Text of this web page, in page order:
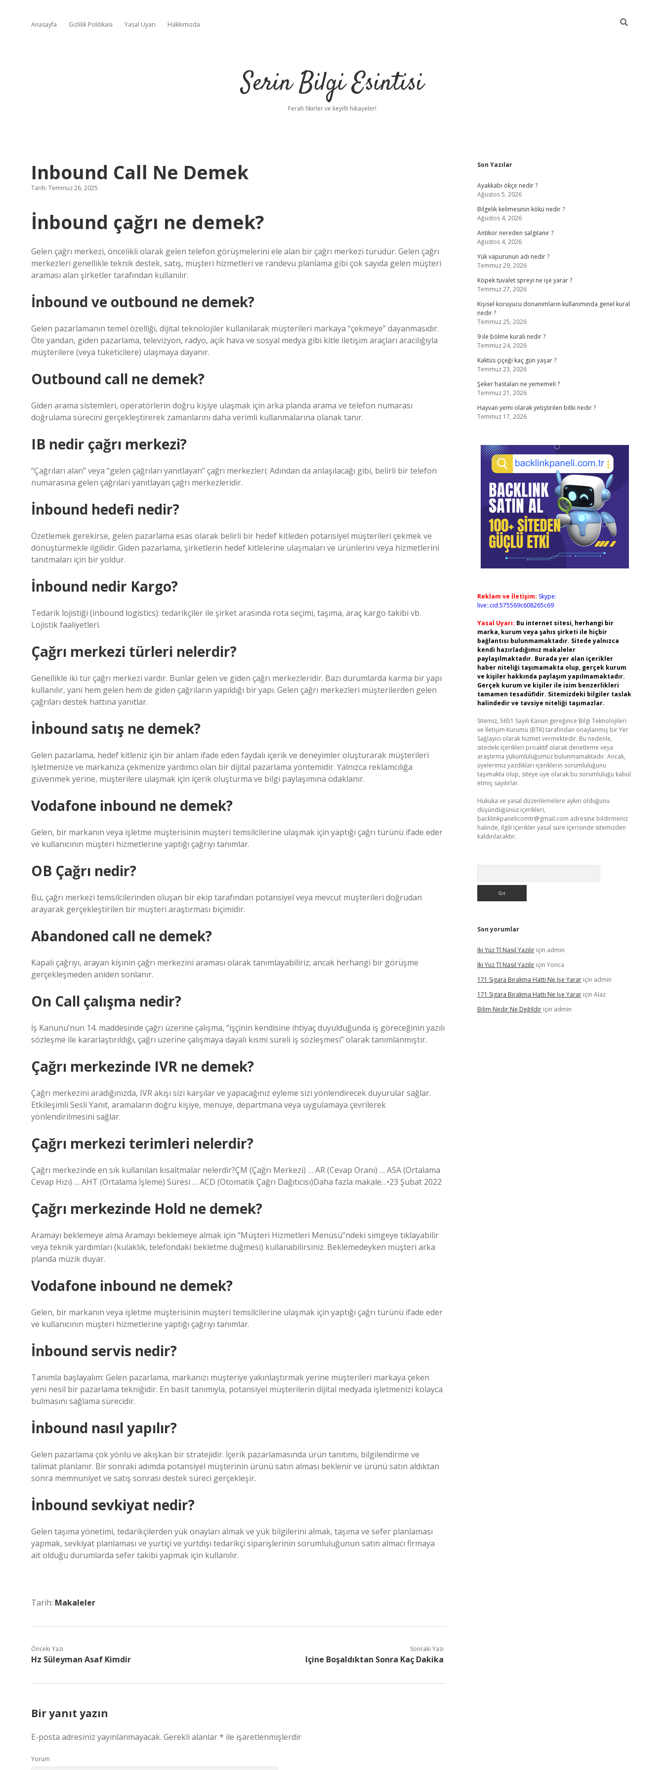
Anasayfa Gizlilik Politikası Yasal Uyarı Hakkımızda
Serin Bilgi Esintisi
Ferah fikirler ve keyifli hikayeler!
Inbound Call Ne Demek
Tarih: Temmuz 26, 2025
İnbound çağrı ne demek?
Gelen çağrı merkezi, öncelikli olarak gelen telefon görüşmelerini ele alan bir çağrı merkezi türüdür. Gelen çağrı
merkezleri genellikle teknik destek, satış, müşteri hizmetleri ve randevu planlama gibi çok sayıda gelen müşteri
araması alan şirketler tarafından kullanılır.
İnbound ve outbound ne demek?
Gelen pazarlamanın temel özelliği, dijital teknolojiler kullanılarak müşterileri markaya “çekmeye” dayanmasıdır.
Öte yandan, giden pazarlama, televizyon, radyo, açık hava ve sosyal medya gibi kitle iletişim araçları aracılığıyla
müşterilere (veya tüketicilere) ulaşmaya dayanır.
Outbound call ne demek?
Giden arama sistemleri, operatörlerin doğru kişiye ulaşmak için arka planda arama ve telefon numarası
doğrulama sürecini gerçekleştirerek zamanlarını daha verimli kullanmalarına olanak tanır.
IB nedir çağrı merkezi?
“Çağrıları alan” veya “gelen çağrıları yanıtlayan” çağrı merkezleri; Adından da anlaşılacağı gibi, belirli bir telefon
numarasına gelen çağrıları yanıtlayan çağrı merkezleridir.
İnbound hedefi nedir?
Özetlemek gerekirse, gelen pazarlama esas olarak belirli bir hedef kitleden potansiyel müşterileri çekmek ve
dönüştürmekle ilgilidir. Giden pazarlama, şirketlerin hedef kitlelerine ulaşmaları ve ürünlerini veya hizmetlerini
tanıtmaları için bir yoldur.
İnbound nedir Kargo?
Tedarik lojistiği (inbound logistics): tedarikçiler ile şirket arasında rota seçimi, taşıma, araç kargo takibi vb.
Lojistik faaliyetleri.
Çağrı merkezi türleri nelerdir?
Genellikle iki tür çağrı merkezi vardır. Bunlar gelen ve giden çağrı merkezleridir. Bazı durumlarda karma bir yapı
kullanılır, yani hem gelen hem de giden çağrıların yapıldığı bir yapı. Gelen çağrı merkezleri müşterilerden gelen
çağrıları destek hattına yanıtlar.
İnbound satış ne demek?
Gelen pazarlama, hedef kitleniz için bir anlam ifade eden faydalı içerik ve deneyimler oluşturarak müşterileri
işletmenize ve markanıza çekmenize yardımcı olan bir dijital pazarlama yöntemidir. Yalnızca reklamcılığa
güvenmek yerine, müşterilere ulaşmak için içerik oluşturma ve bilgi paylaşımına odaklanır.
Vodafone inbound ne demek?
Gelen, bir markanın veya işletme müşterisinin müşteri temsilcilerine ulaşmak için yaptığı çağrı türünü ifade eder
ve kullanıcının müşteri hizmetlerine yaptığı çağrıyı tanımlar.
OB Çağrı nedir?
Bu, çağrı merkezi temsilcilerinden oluşan bir ekip tarafından potansiyel veya mevcut müşterileri doğrudan
arayarak gerçekleştirilen bir müşteri araştırması biçimidir.
Abandoned call ne demek?
Kapalı çağrıyı, arayan kişinin çağrı merkezini araması olarak tanımlayabiliriz; ancak herhangi bir görüşme
gerçekleşmeden aniden sonlanır.
On Call çalışma nedir?
İş Kanunu’nun 14. maddesinde çağrı üzerine çalışma, “işçinin kendisine ihtiyaç duyulduğunda iş göreceğinin yazılı
sözleşme ile kararlaştırıldığı, çağrı üzerine çalışmaya dayalı kısmi süreli iş sözleşmesi” olarak tanımlanmıştır.
Çağrı merkezinde IVR ne demek?
Çağrı merkezini aradığınızda, IVR akışı sizi karşılar ve yapacağınız eyleme sizi yönlendirecek duyurular sağlar.
Etkileşimli Sesli Yanıt, aramaların doğru kişiye, menüye, departmana veya uygulamaya çevrilerek
yönlendirilmesini sağlar.
Çağrı merkezi terimleri nelerdir?
Çağrı merkezinde en sık kullanılan kısaltmalar nelerdir?ÇM (Çağrı Merkezi) … AR (Cevap Oranı) … ASA (Ortalama
Cevap Hızı) … AHT (Ortalama İşleme) Süresi … ACD (Otomatik Çağrı Dağıtıcısı)Daha fazla makale…•23 Şubat 2022
Çağrı merkezinde Hold ne demek?
Aramayı beklemeye alma Aramayı beklemeye almak için “Müşteri Hizmetleri Menüsü”ndeki simgeye tıklayabilir
veya teknik yardımları (kulaklık, telefondaki bekletme düğmesi) kullanabilirsiniz. Beklemedeyken müşteri arka
planda müzik duyar.
Vodafone inbound ne demek?
Gelen, bir markanın veya işletme müşterisinin müşteri temsilcilerine ulaşmak için yaptığı çağrı türünü ifade eder
ve kullanıcının müşteri hizmetlerine yaptığı çağrıyı tanımlar.
İnbound servis nedir?
Tanımla başlayalım: Gelen pazarlama, markanızı müşteriye yakınlaştırmak yerine müşterileri markaya çeken
yeni nesil bir pazarlama tekniğidir. En basit tanımıyla, potansiyel müşterilerin dijital medyada işletmenizi kolayca
bulmasını sağlama sürecidir.
İnbound nasıl yapılır?
Gelen pazarlama çok yönlü ve akışkan bir stratejidir. İçerik pazarlamasında ürün tanıtımı, bilgilendirme ve
talimat planlanır. Bir sonraki adımda potansiyel müşterinin ürünü satın alması beklenir ve ürünü satın aldıktan
sonra memnuniyet ve satış sonrası destek süreci gerçekleşir.
İnbound sevkiyat nedir?
Gelen taşıma yönetimi, tedarikçilerden yük onayları almak ve yük bilgilerini almak, taşıma ve sefer planlaması
yapmak, sevkiyat planlaması ve yurtiçi ve yurtdışı tedarikçi siparişlerinin sorumluluğunun satın almacı firmaya
ait olduğu durumlarda sefer takibi yapmak için kullanılır.
Tarih: Makaleler
Önceki Yazı
Hz Süleyman Asaf Kimdir
Sonraki Yazı
Içine Boşaldıktan Sonra Kaç Dakika
Bir yanıt yazın
E-posta adresiniz yayınlanmayacak. Gerekli alanlar* ile işaretlenmişlerdir
Yorum
Sidebar
Son Yazılar
Ayakkabı ökçe nedir ?
Ağustos 5, 2026
Bilgelik kelimesinin kökü nedir ?
Ağustos 4, 2026
Antikor nereden salgılanır ?
Ağustos 4, 2026
Yük vapurunun adı nedir ?
Temmuz 29, 2026
Köpek tuvalet spreyi ne işe yarar ?
Temmuz 27, 2026
Kişisel koruyucu donanımların kullanımında genel kural
nedir ?
Temmuz 25, 2026
9 ile bölme kuralı nedir ?
Temmuz 24, 2026
Kaktüs çiçeği kaç gün yaşar ?
Temmuz 23, 2026
Şeker hastaları ne yememeli ?
Temmuz 21, 2026
Hayvan yemi olarak yetiştirilen bitki nedir ?
Temmuz 17, 2026
Reklam ve İletişim: Skype:
live:.cid.575569c608265c69
Yasal Uyarı: Bu internet sitesi, herhangi bir
marka, kurum veya şahıs şirketi ile hiçbir
bağlantısı bulunmamaktadır. Sitede yalnızca
kendi hazırladığımız makaleler
paylaşılmaktadır. Burada yer alan içerikler
haber niteliği taşımamakta olup, gerçek kurum
ve kişiler hakkında paylaşım yapılmamaktadır.
Gerçek kurum ve kişiler ile isim benzerlikleri
tamamen tesadüfidir. Sitemizdeki bilgiler taslak
halindedir ve tavsiye niteliği taşımazlar.
Sitemiz, 5651 Sayılı Kanun gereğince Bilgi Teknolojileri
ve İletişim Kurumu (BTK) tarafından onaylanmış bir Yer
Sağlayıcı olarak hizmet vermektedir. Bu nedenle,
sitedeki içerikleri proaktif olarak denetleme veya
araştırma yükümlülüğümüz bulunmamaktadır. Ancak,
üyelerimiz yazdıkları içeriklerin sorumluluğunu
taşımakta olup, siteye üye olarak bu sorumluluğu kabul
etmiş sayılırlar.
Hukuka ve yasal düzenlemelere aykırı olduğunu
düşündüğünüz içerikleri,
backlinkpanelicomtr@gmail.com adresine bildirmeniz
halinde, ilgili içerikler yasal süre içerisinde sitemizden
kaldırılacaktır.
Son yorumlar
Iki Yüz Tl Nasıl Yazılıriçin admin
Iki Yüz Tl Nasıl Yazılıriçin Yonca
171 Sigara Bırakma Hattı Ne Işe Yarariçin admin
171 Sigara Bırakma Hattı Ne Işe Yarariçin Alaz
Bilim Nedir Ne Değildiriçin admin